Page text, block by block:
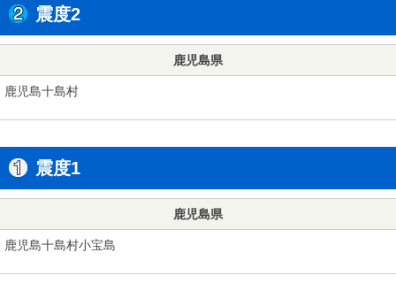
震度2
鹿児島県
鹿児島十島村
震度1
鹿児島県
鹿児島十島村小宝島